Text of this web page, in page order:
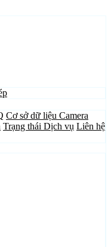
Cơ sở dữ liệu Camera
Trạng thái Dịch vụ Liên hệ